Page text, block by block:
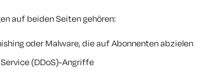
auf beiden Seiten gehören:
oder Malware, die auf Abonnenten abzielen
(DDoS)-Angriffe